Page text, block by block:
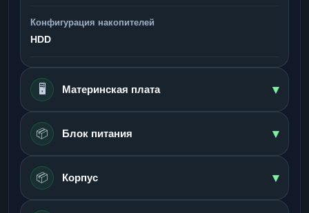
Конфигурация накопителей
HDD
🖥️ Материнская плата ▾
📦 Блок питания ▾
📦 Корпус ▾